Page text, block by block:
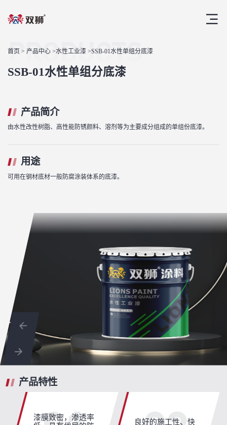
首页 > 产品中心 >水性工业漆 >SSB-01水性单组分底漆
PRODUCTS
SSB-01水性单组分底漆
产品简介
由水性改性树脂、高性能防锈颜料、溶剂等为主要成分组成的单组份底漆。
用途
可用在钢材底材一般防腐涂装体系的底漆。
产品特性
漆膜致密，渗透率
良好的施工性、快